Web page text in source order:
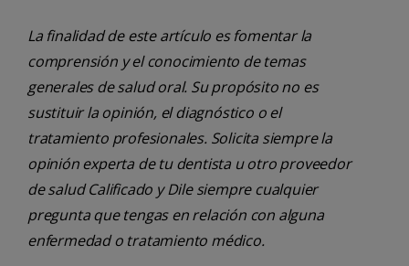
La finalidad de este artículo es fomentar la
comprensión y el conocimiento de temas
generales de salud oral. Su propósito no es
sustituir la opinión, el diagnóstico o el
tratamiento profesionales. Solicita siempre la
opinión experta de tu dentista u otro proveedor
de salud Calificado y Dile siempre cualquier
pregunta que tengas en relación con alguna
enfermedad o tratamiento médico.